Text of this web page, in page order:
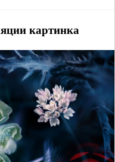
картинка